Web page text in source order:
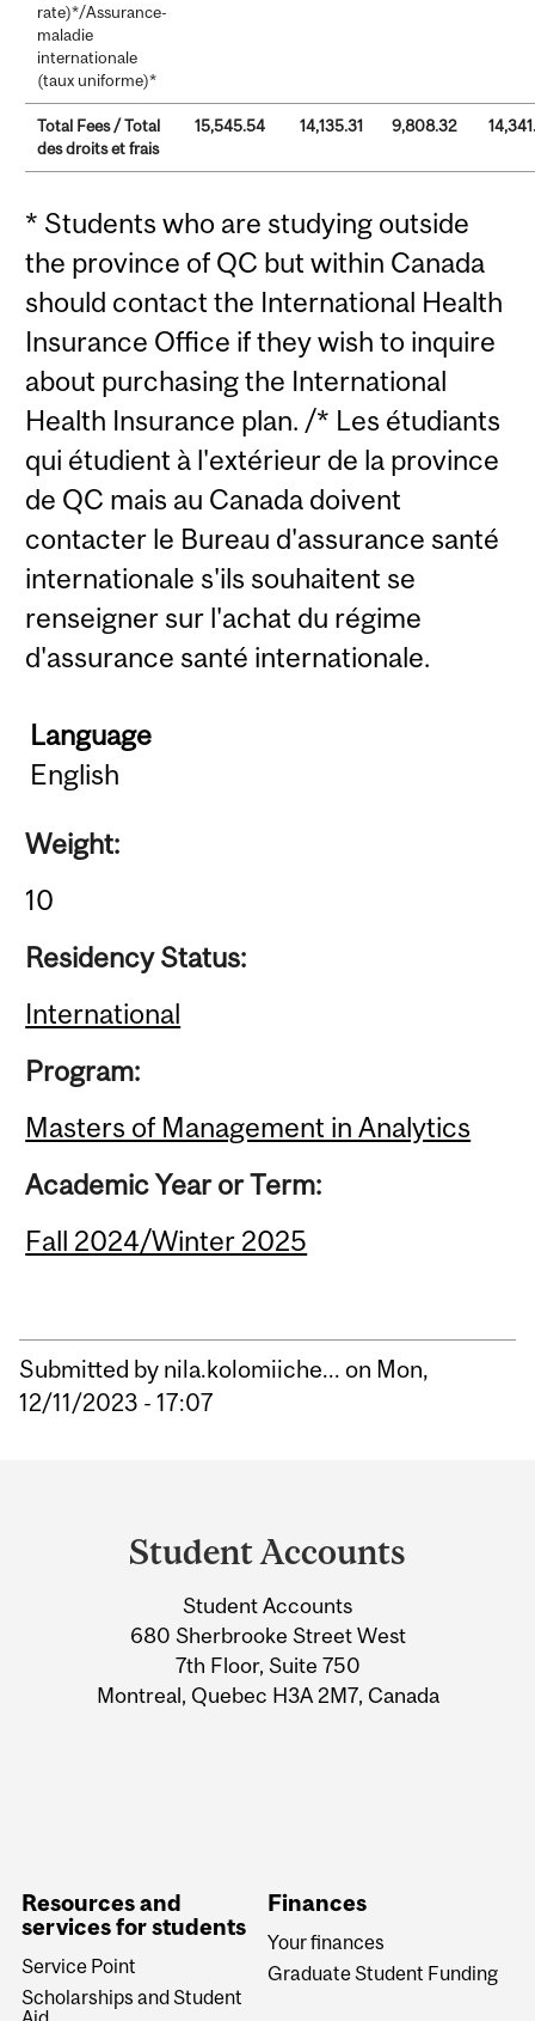
rate)*/Assurance-
maladie
internationale
(taux uniforme)*
Total Fees / Total
des droits et frais
15,545.54 14,135.31 9,808.32
* Students who are studying outside
the province of QC but within Canada
should contact the International Health
Insurance Office if they wish to inquire
about purchasing the International
Health Insurance plan. /* Les étudiants
qui étudient à l'extérieur de la province
de QC mais au Canada doivent
contacter le Bureau d'assurance santé
internationale s'ils souhaitent se
renseigner sur l'achat du régime
d'assurance santé internationale.
Language
English
Weight:
10
Residency Status:
International
Program:
Masters of Management in Analytics
Academic Year or Term:
Fall 2024/Winter 2025
Submitted by nila.kolomiiche... on Mon,
12/11/2023 - 17:07
Information
Student Accounts
Student Accounts
680 Sherbrooke Street West
7th Floor, Suite 750
Montreal, Quebec H3A 2M7, Canada
Resources and
services for students
Service Point
Scholarships and Student
Finances
Your finances
Graduate Student Funding